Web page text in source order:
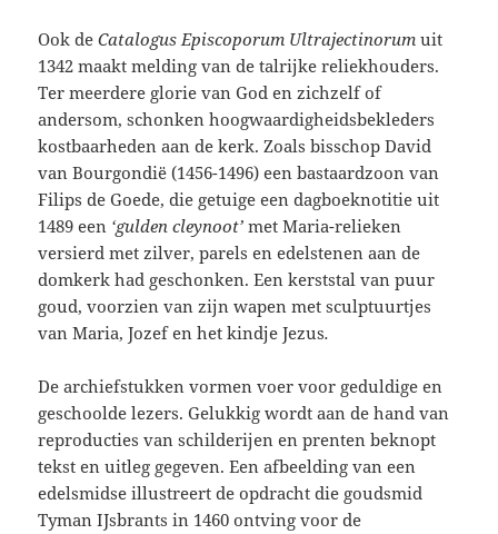
Ook deCatalogus Episcoporum Ultrajectinorum uit
1342 maakt melding van de talrijke reliekhouders.
Ter meerdere glorie van God en zichzelf of
andersom, schonken hoogwaardigheidsbekleders
kostbaarheden aan de kerk. Zoals bisschop David
van Bourgondië (1456-1496) een bastaardzoon van
Filips de Goede, die getuige een dagboeknotitie uit
1489 een ‘gulden cleynoot’met Maria-relieken
versierd met zilver, parels en edelstenen aan de
domkerk had geschonken. Een kerststal van puur
goud, voorzien van zijn wapen met sculptuurtjes
van Maria, Jozef en het kindje Jezus.
De archiefstukken vormen voer voor geduldige en
geschoolde lezers. Gelukkig wordt aan de hand van
reproducties van schilderijen en prenten beknopt
tekst en uitleg gegeven. Een afbeelding van een
edelsmidse illustreert de opdracht die goudsmid
Tyman IJsbrants in 1460 ontving voor de